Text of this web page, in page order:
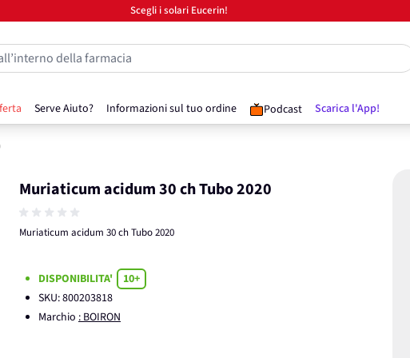
Scegli i solari Eucerin!
Serve Aiuto? Informazioni sul tuo ordine Podcast Scarica l'App!
della farmacia
Muriaticum acidum 30 ch Tubo 2020
Muriaticum acidum 30 ch Tubo 2020
DISPONIBILITA'
10+
SKU:800203818
Marchio : BOIRON